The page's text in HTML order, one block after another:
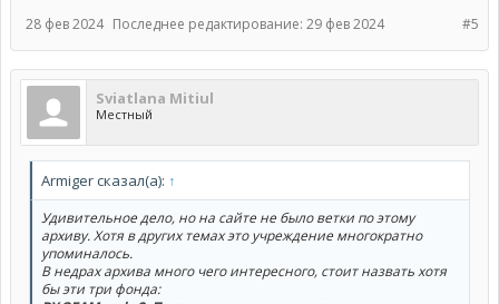
#5
28 фев 2024 Последнее редактирование: 29 фев 2024
Sviatlana Mitiul
Местный
Armiger сказал(а): ↑
Удивительное дело, но на сайте не было ветки по этому
архиву. Хотя в других темах это учреждение многократно
упоминалось.
В недрах архива много чего интересного, стоит назвать хотя
бы эти три фонда: